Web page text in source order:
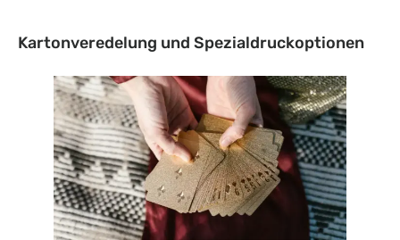
Kartonveredelung und Spezialdruckoptionen